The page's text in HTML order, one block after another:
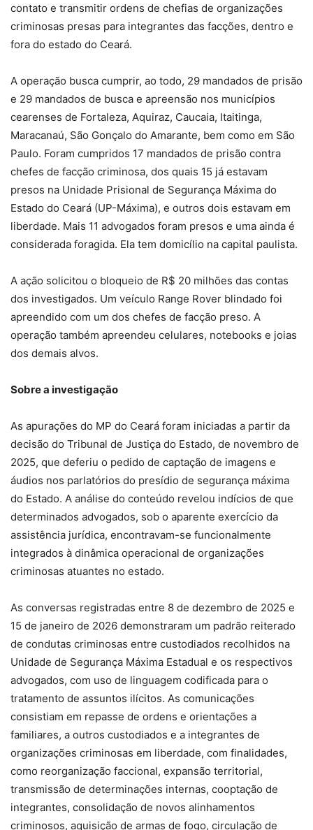
contato e transmitir ordens de chefias de organizações
criminosas presas para integrantes das facções, dentro e
fora do estado do Ceará.
A operação busca cumprir, ao todo, 29 mandados de prisão
e 29 mandados de busca e apreensão nos municípios
cearenses de Fortaleza, Aquiraz, Caucaia, Itaitinga,
Maracanaú, São Gonçalo do Amarante, bem como em São
Paulo. Foram cumpridos 17 mandados de prisão contra
chefes de facção criminosa, dos quais 15 já estavam
presos na Unidade Prisional de Segurança Máxima do
Estado do Ceará (UP-Máxima), e outros dois estavam em
liberdade. Mais 11 advogados foram presos e uma ainda é
considerada foragida. Ela tem domicílio na capital paulista.
A ação solicitou o bloqueio de R$ 20 milhões das contas
dos investigados. Um veículo Range Rover blindado foi
apreendido com um dos chefes de facção preso. A
operação também apreendeu celulares, notebooks e joias
dos demais alvos.
Sobre a investigação
As apurações do MP do Ceará foram iniciadas a partir da
decisão do Tribunal de Justiça do Estado, de novembro de
2025, que deferiu o pedido de captação de imagens e
áudios nos parlatórios do presídio de segurança máxima
do Estado. A análise do conteúdo revelou indícios de que
determinados advogados, sob o aparente exercício da
assistência jurídica, encontravam-se funcionalmente
integrados à dinâmica operacional de organizações
criminosas atuantes no estado.
As conversas registradas entre 8 de dezembro de 2025 e
15 de janeiro de 2026 demonstraram um padrão reiterado
de condutas criminosas entre custodiados recolhidos na
Unidade de Segurança Máxima Estadual e os respectivos
advogados, com uso de linguagem codificada para o
tratamento de assuntos ilícitos. As comunicações
consistiam em repasse de ordens e orientações a
familiares, a outros custodiados e a integrantes de
organizações criminosas em liberdade, com finalidades,
como reorganização faccional, expansão territorial,
transmissão de determinações internas, cooptação de
integrantes, consolidação de novos alinhamentos
criminosos, aquisição de armas de fogo, circulação de